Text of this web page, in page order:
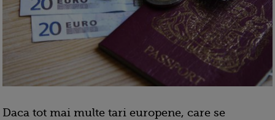
Daca tot mai multe tari europene, care se